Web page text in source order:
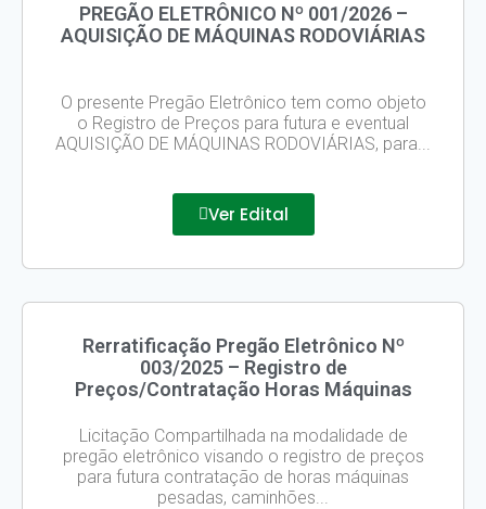
PREGÃO ELETRÔNICO Nº 001/2026 –
AQUISIÇÃO DE MÁQUINAS RODOVIÁRIAS
O presente Pregão Eletrônico tem como objeto
o Registro de Preços para futura e eventual
AQUISIÇÃO DE MÁQUINAS RODOVIÁRIAS, para...
Ver Edital
Rerratificação Pregão Eletrônico Nº
003/2025 – Registro de
Preços/Contratação Horas Máquinas
Licitação Compartilhada na modalidade de
pregão eletrônico visando o registro de preços
para futura contratação de horas máquinas
pesadas, caminhões...